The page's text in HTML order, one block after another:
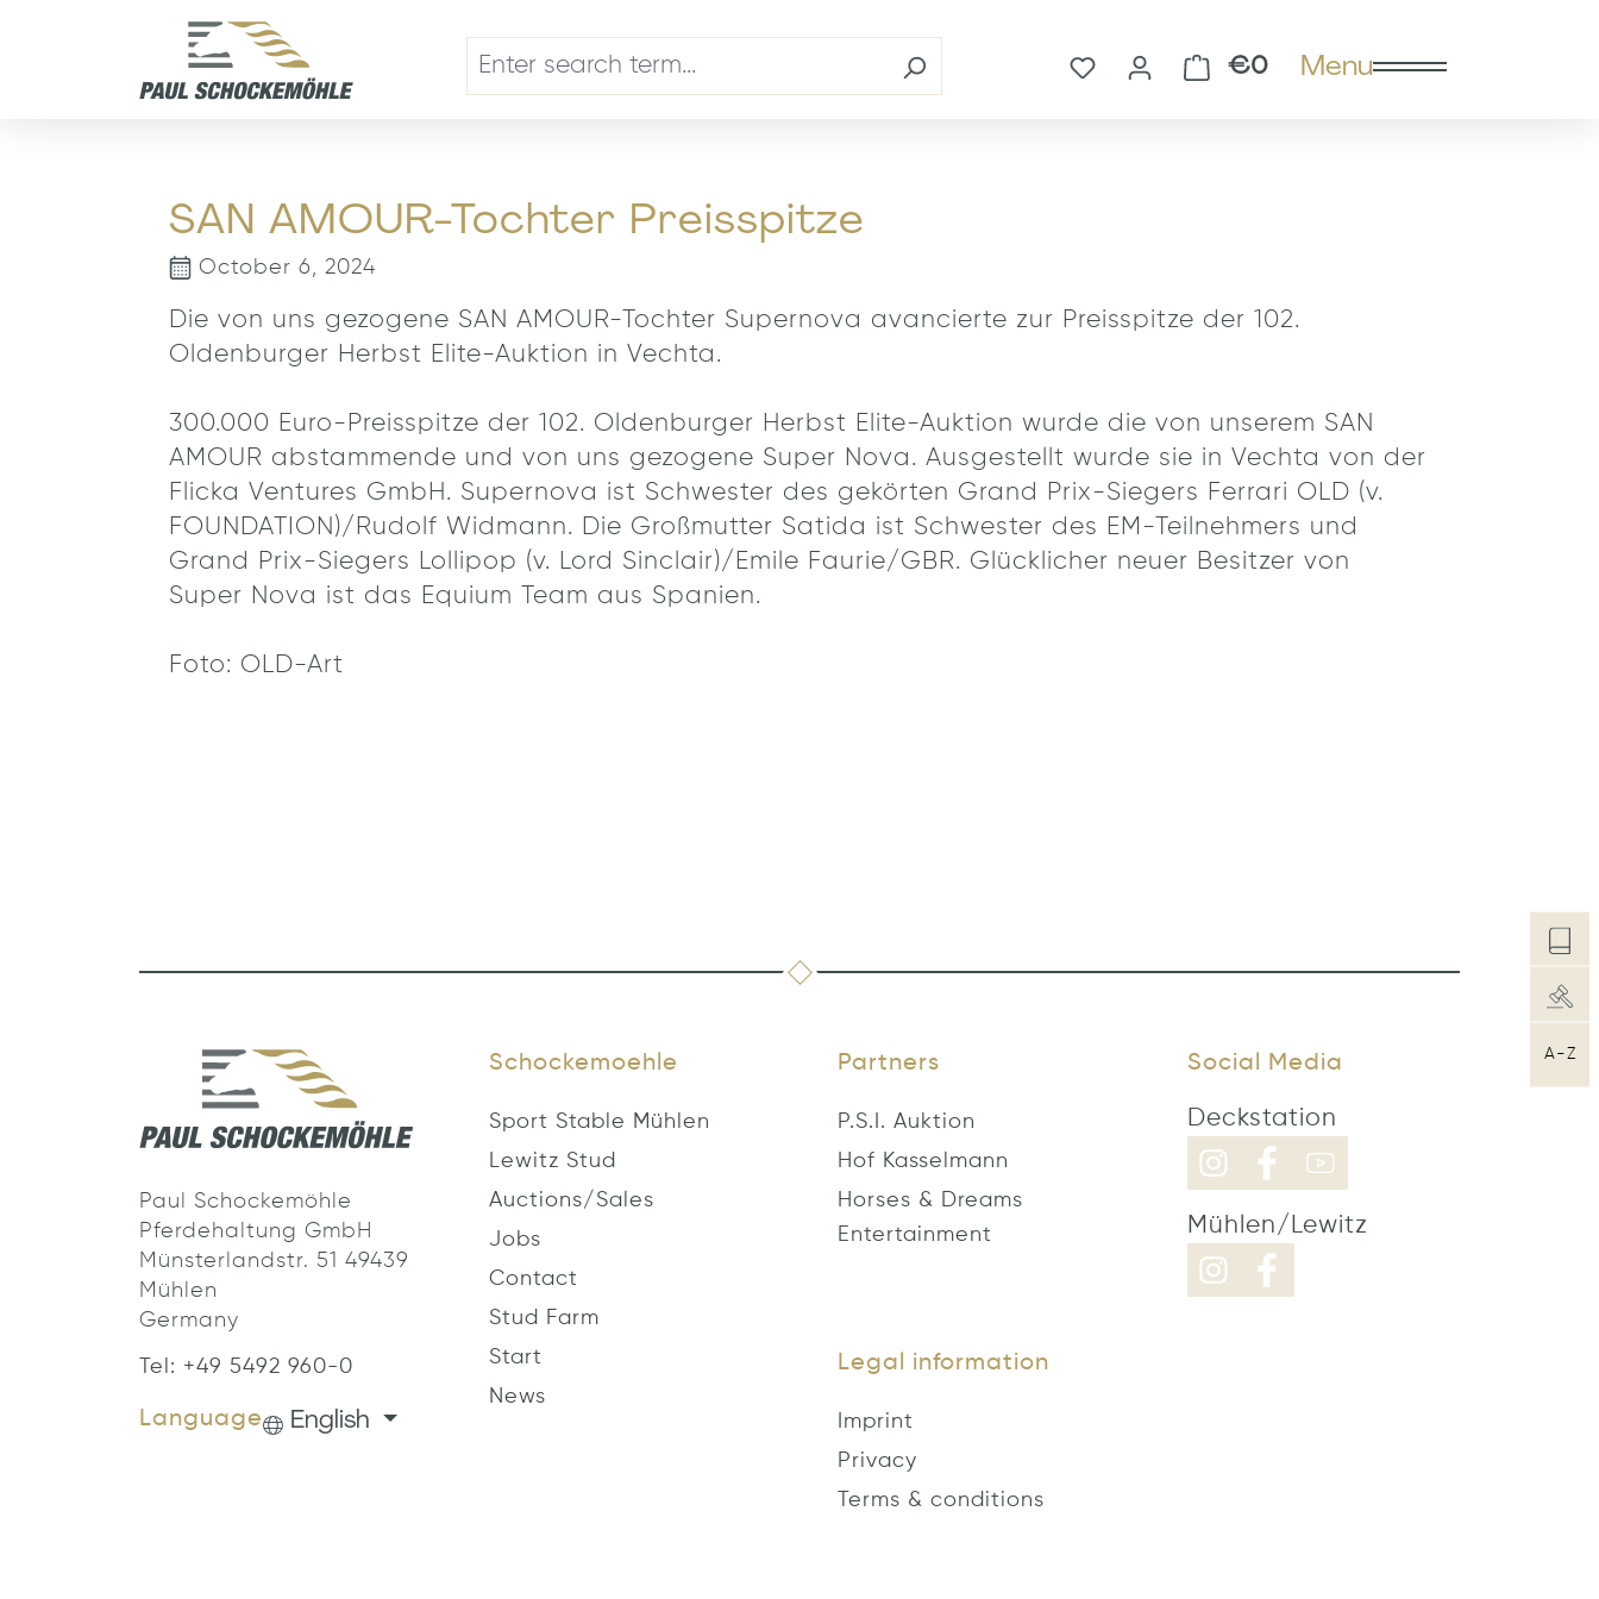
Skip to main navigation
Menu
You have 0 wishlist items
€0 Shopping cart contains
SAN AMOUR-Tochter Preisspitze
October 6, 2024
Die von uns gezogene SAN AMOUR-Tochter Supernova avancierte zur Preisspitze der 102.
Oldenburger Herbst Elite-Auktion in Vechta.
300.000 Euro-Preisspitze der 102. Oldenburger Herbst Elite-Auktion wurde die von unserem SAN
AMOUR abstammende und von uns gezogene Super Nova. Ausgestellt wurde sie in Vechta von der
Flicka Ventures GmbH. Supernova ist Schwester des gekörten Grand Prix-Siegers Ferrari OLD (v.
FOUNDATION)/Rudolf Widmann. Die Großmutter Satida ist Schwester des EM-Teilnehmers und
Grand Prix-Siegers Lollipop (v. Lord Sinclair)/Emile Faurie/GBR. Glücklicher neuer Besitzer von
Super Nova ist das Equium Team aus Spanien.
Foto: OLD-Art
Paul Schockemöhle
Pferdehaltung GmbH
Münsterlandstr. 51 49439
Mühlen
Germany
Tel: +49 5492 960-0
Language English
Schockemoehle
Sport Stable Mühlen
Lewitz Stud
Auctions/Sales
Jobs
Contact
Stud Farm
Start
News
Partners
P.S.I. Auktion
Hof Kasselmann
Horses & Dreams
Entertainment
Legal information
Imprint
Privacy
Terms & conditions
Social Media
Deckstation
Mühlen/Lewitz
A-Z